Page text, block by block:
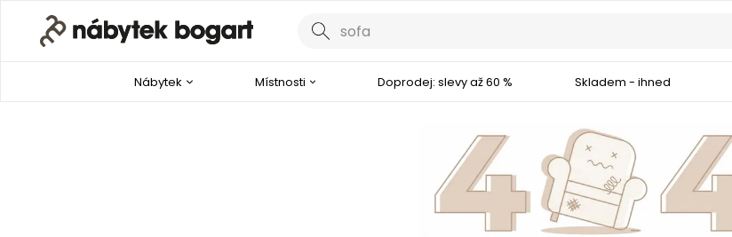
Nábytek Místnosti Doprodej: slevy až 60 % Skladem - ihned